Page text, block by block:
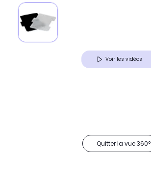
Voir les vidéos
Quitter la vue 360°